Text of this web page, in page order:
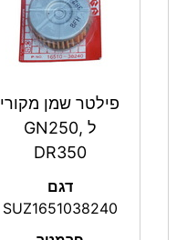
פילטר שמן מקורי
ל GN250,
DR350
דגם